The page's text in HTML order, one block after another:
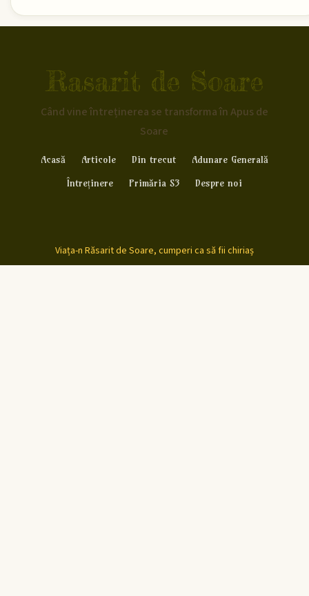
Rasarit de Soare
Când vine întreținerea se transforma în Apus de
Soare
Acasă Articole Din trecut
Adunare Generală
Întreținere
Primăria S3 Despre noi
Viața-n Răsarit de Soare, cumperi ca să fii chiriaș